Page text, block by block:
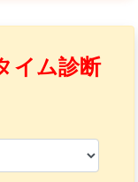
イム診断